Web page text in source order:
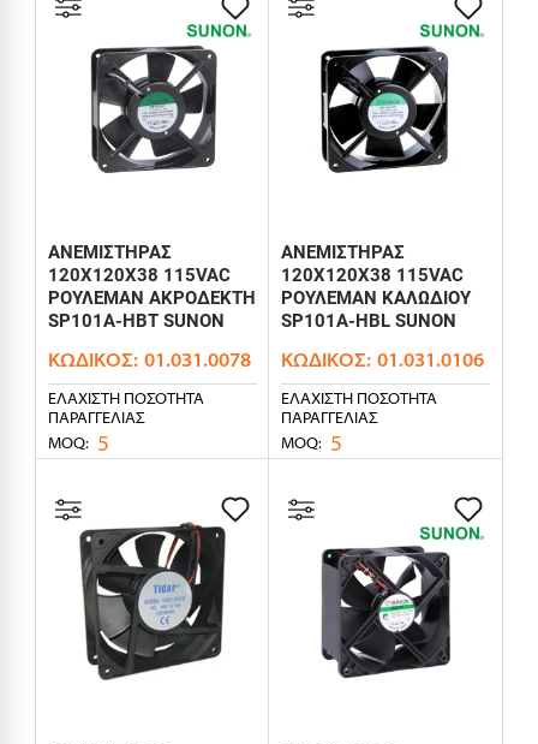
ΑΝΕΜΙΣΤΗΡΑΣ
120X120X38 115VAC
ΡΟΥΛΕΜΑΝ ΑΚΡΟΔΕΚΤΗ
SP101A-HBT SUNON
ΚΩΔΙΚΌΣ: 01.031.0078
ΕΛΆΧΙΣΤΗ ΠΟΣΌΤΗΤΑ
ΠΑΡΑΓΓΕΛΊΑΣ
MOQ: 5
ΑΝΕΜΙΣΤΗΡΑΣ
120X120X38 115VAC
ΡΟΥΛΕΜΑΝ ΚΑΛΩΔΙΟΥ
SP101A-HBL SUNON
ΚΩΔΙΚΌΣ: 01.031.0106
ΕΛΆΧΙΣΤΗ ΠΟΣΌΤΗΤΑ
ΠΑΡΑΓΓΕΛΊΑΣ
MOQ: 5